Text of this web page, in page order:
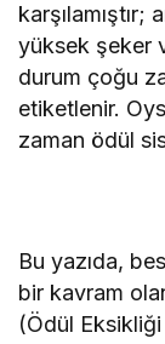
karşılamıştır;
yüksek şeker
durum çoğu
etiketlenir.
zaman ödül
Bu yazıda,
bir kavram
(Ödül